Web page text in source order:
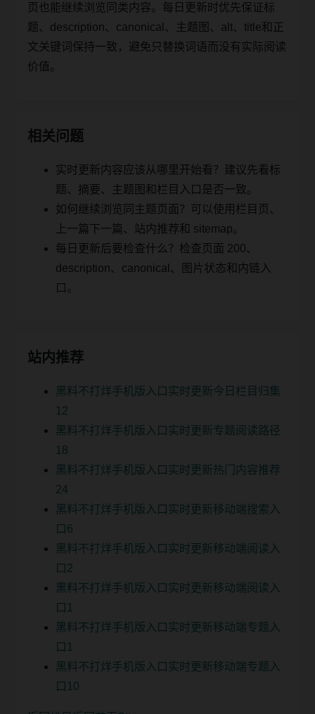
页也能继续浏览同类内容。每日更新时优先保证标
题、description、canonical、主题图、alt、title和正
文关键词保持一致，避免只替换词语而没有实际阅读
价值。
相关问题
实时更新内容应该从哪里开始看？建议先看标
题、摘要、主题图和栏目入口是否一致。
如何继续浏览同主题页面？可以使用栏目页、
上一篇下一篇、站内推荐和 sitemap。
每日更新后要检查什么？检查页面 200、
description、canonical、图片状态和内链入
口。
站内推荐
黑料不打烊手机版入口实时更新今日栏目归集
12
黑料不打烊手机版入口实时更新专题阅读路径
18
黑料不打烊手机版入口实时更新热门内容推荐
24
黑料不打烊手机版入口实时更新移动端搜索入
口6
黑料不打烊手机版入口实时更新移动端阅读入
口2
黑料不打烊手机版入口实时更新移动端阅读入
口1
黑料不打烊手机版入口实时更新移动端专题入
口1
黑料不打烊手机版入口实时更新移动端专题入
口10